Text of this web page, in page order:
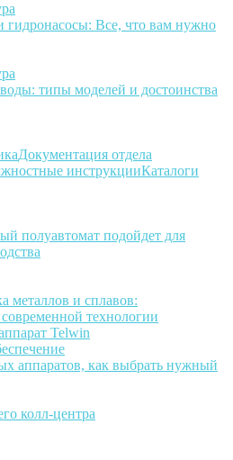
гидронасосы: Все, что вам нужно
типы моделей и достоинства
Документация отдела
инструкцииКаталоги
полуавтомат подойдет для
металлов и сплавов:
технологии
аппаратов, как выбрать нужный
колл-центра